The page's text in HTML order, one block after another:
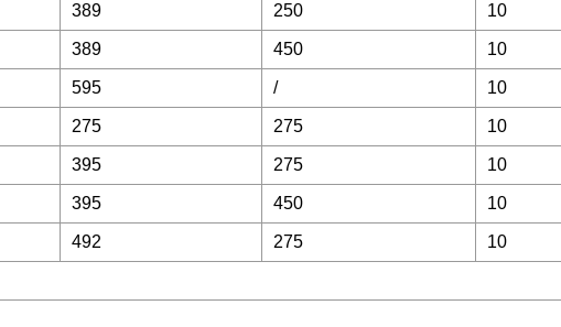
389 250 10
389 450 10
595 / 10
275 275 10
395 275 10
395 450 10
492 275 10